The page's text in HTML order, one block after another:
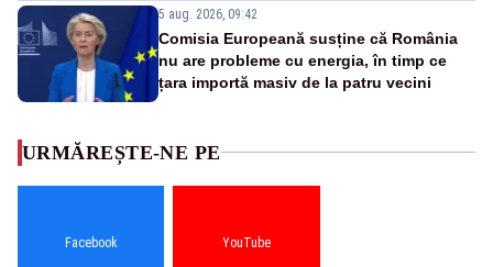
5 aug. 2026, 09:42
Comisia Europeană susține că România
nu are probleme cu energia, în timp ce
țara importă masiv de la patru vecini
URMĂREȘTE-NE PE
Facebook YouTube